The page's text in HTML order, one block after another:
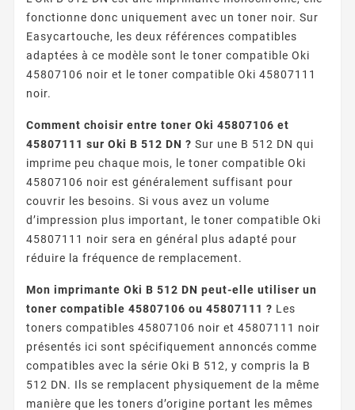
fonctionne donc uniquement avec un toner noir. Sur
Easycartouche, les deux références compatibles
adaptées à ce modèle sont le toner compatible Oki
45807106 noir et le toner compatible Oki 45807111
noir.
Comment choisir entre toner Oki 45807106 et
45807111 sur Oki B 512 DN ? Sur une B 512 DN qui
imprime peu chaque mois, le toner compatible Oki
45807106 noir est généralement suffisant pour
couvrir les besoins. Si vous avez un volume
d’impression plus important, le toner compatible Oki
45807111 noir sera en général plus adapté pour
réduire la fréquence de remplacement.
Mon imprimante Oki B 512 DN peut-elle utiliser un
toner compatible 45807106 ou 45807111 ? Les
toners compatibles 45807106 noir et 45807111 noir
présentés ici sont spécifiquement annoncés comme
compatibles avec la série Oki B 512, y compris la B
512 DN. Ils se remplacent physiquement de la même
manière que les toners d’origine portant les mêmes